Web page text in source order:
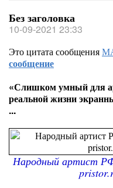
Без заголовка
10-09-2021 23:33
Это цитата сообщения
сообщение
«Слишком умный для
реальной жизни
...
Народный артист